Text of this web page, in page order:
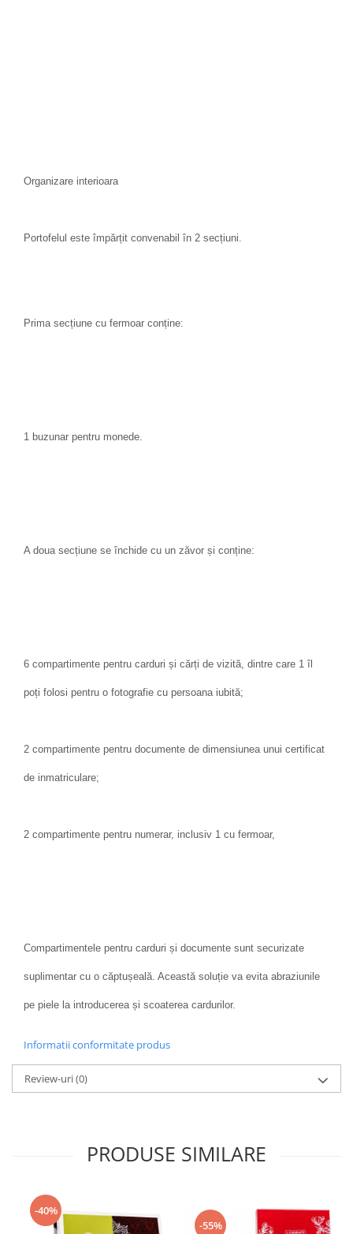
Organizare interioara
Portofelul este împărțit convenabil în 2 secțiuni.
Prima secțiune cu fermoar conține:
1 buzunar pentru monede.
A doua secțiune se închide cu un zăvor și conține:
6 compartimente pentru carduri și cărți de vizită, dintre care 1 îl
poți folosi pentru o fotografie cu persoana iubită;
2 compartimente pentru documente de dimensiunea unui certificat
de inmatriculare;
2 compartimente pentru numerar, inclusiv 1 cu fermoar,
Compartimentele pentru carduri și documente sunt securizate
suplimentar cu o căptușeală. Această soluție va evita abraziunile
pe piele la introducerea și scoaterea cardurilor.
Informatii conformitate produs
Review-uri(0)
PRODUSE SIMILARE
-40%
-55%